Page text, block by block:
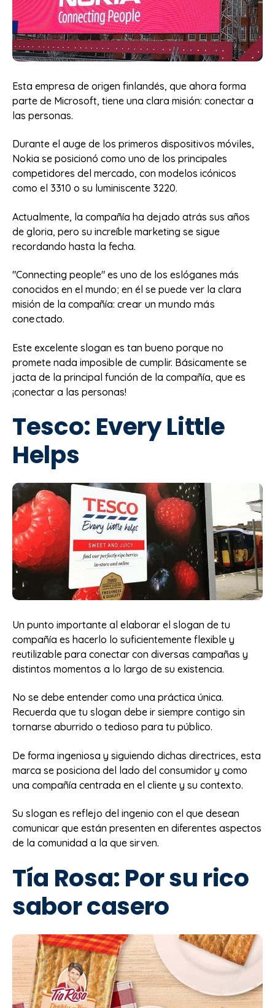
Esta empresa de origen finlandés, que ahora forma
parte de Microsoft, tiene una clara misión: conectar a
las personas.
Durante el auge de los primeros dispositivos móviles,
Nokia se posicionó como uno de los principales
competidores del mercado, con modelos icónicos
como el 3310 o su luminiscente 3220.
Actualmente, la compañía ha dejado atrás sus años
de gloria, pero su increíble marketing se sigue
recordando hasta la fecha.
"Connecting people" es uno de los eslóganes más
conocidos en el mundo; en él se puede ver la clara
misión de la compañía: crear un mundo más
conectado.
Este excelente slogan es tan bueno porque no
promete nada imposible de cumplir. Básicamente se
jacta de la principal función de la compañía, que es
¡conectar a las personas!
Tesco: Every Little
Helps
Un punto importante al elaborar el slogan de tu
compañía es hacerlo lo suficientemente flexible y
reutilizable para conectar con diversas campañas y
distintos momentos a lo largo de su existencia.
No se debe entender como una práctica única.
Recuerda que tu slogan debe ir siempre contigo sin
tornarse aburrido o tedioso para tu público.
De forma ingeniosa y siguiendo dichas directrices, esta
marca se posiciona del lado del consumidor y como
una compañía centrada en el cliente y su contexto.
Su slogan es reflejo del ingenio con el que desean
comunicar que están presenten en diferentes aspectos
de la comunidad a la que sirven.
Tía Rosa: Por su rico
sabor casero